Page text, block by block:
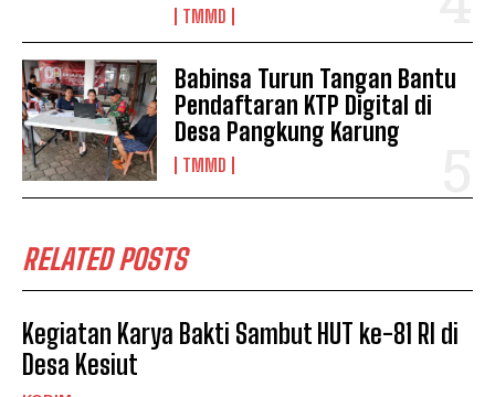
TMMD
Babinsa Turun Tangan Bantu
Pendaftaran KTP Digital di
Desa Pangkung Karung
TMMD
RELATED POSTS
Kegiatan Karya Bakti Sambut HUT ke-81 RI di
Desa Kesiut